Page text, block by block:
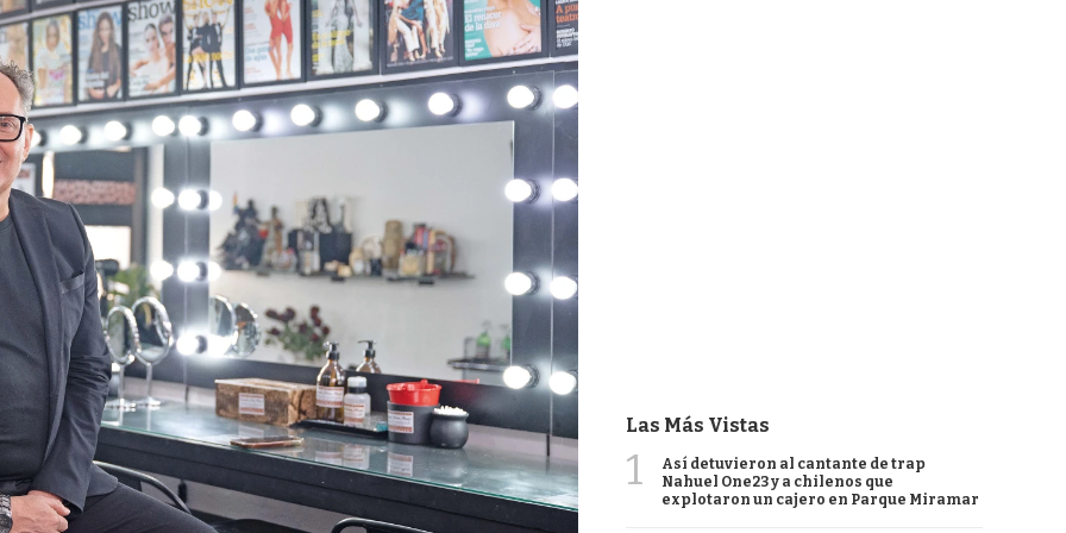
Las Más Vistas
1
Así detuvieron al cantante de trap
Nahuel One23 y a chilenos que
explotaron un cajero en Parque Miramar